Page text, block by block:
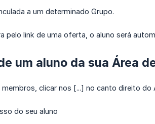
a um determinado Grupo.
pelo link de uma oferta, o aluno será
um aluno da sua Área
membros, clicar nos [...] no canto direito
do seu aluno